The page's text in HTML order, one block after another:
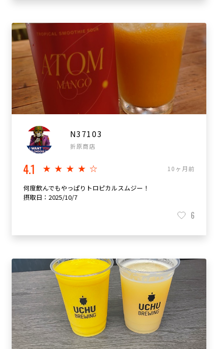
N37103
折原商店
4.1 ★★★★☆ 10ヶ月前
何度飲んでもやっぱりトロピカルスムジー！
摂取日：2025/10/7
6